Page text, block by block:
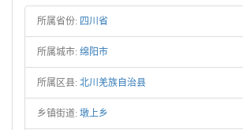
所属省份: 四川省
所属城市: 绵阳市
所属区县: 北川羌族自治县
乡镇街道: 墩上乡